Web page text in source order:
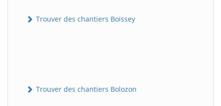
Trouver des chantiers Boissey
Trouver des chantiers Bolozon